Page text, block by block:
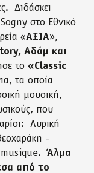
Διδάσκει
στο Εθνικό
«ΑΞΙΑ»,
, Αδάμ και
το «Classic
τα οποία
μουσική,
που
Λυρική
-
musique.Άλμα
από το